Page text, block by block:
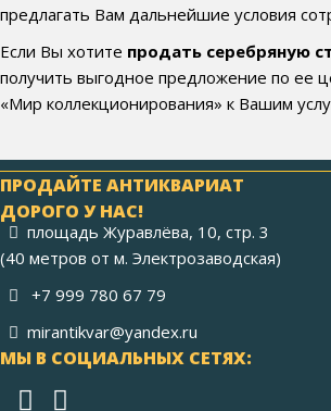
предлагать Вам дальнейшие условия
Если Вы хотите продать серебряную
получить выгодное предложение по ее
«Мир коллекционирования» к Вашим
ПРОДАЙТЕ АНТИКВАРИАТ
ДОРОГО У НАС!
площадь Журавлёва, 10, стр. 3
(40 метров от м. Электрозаводская)
+7 999 780 67 79
mirantikvar@yandex.ru
МЫ В СОЦИАЛЬНЫХ СЕТЯХ: